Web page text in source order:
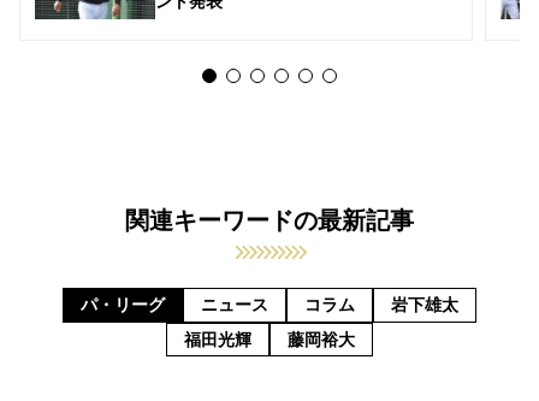
関連キーワードの最新記事
パ・リーグ ニュース コラム
岩下雄太
福田光輝
藤岡裕大